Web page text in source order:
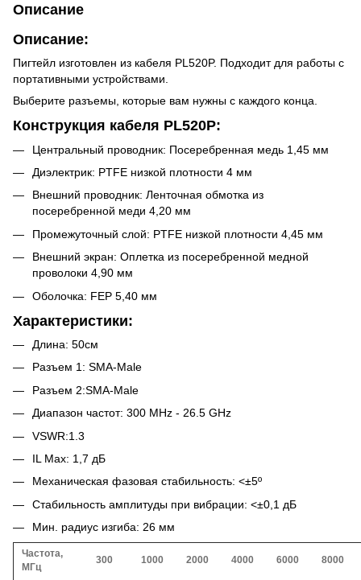
Описание
Описание:
Пигтейл изготовлен из кабеля PL520P. Подходит для работы с
портативными устройствами.
Выберите разъемы, которые вам нужны с каждого конца.
Конструкция кабеля PL520P:
Центральный проводник: Посеребренная медь 1,45 мм
Диэлектрик: PTFE низкой плотности 4 мм
Внешний проводник: Ленточная обмотка из
посеребренной меди 4,20 мм
Промежуточный слой: PTFE низкой плотности 4,45 мм
Внешний экран: Оплетка из посеребренной медной
проволоки 4,90 мм
Оболочка: FEP 5,40 мм
Характеристики:
Длина: 50см
Разъем 1: SMA-Male
Разъем 2:SMA-Male
Диапазон частот: 300 MHz - 26.5 GHz
VSWR:1.3
IL Max: 1,7 дБ
Механическая фазовая стабильность: <±5º
Стабильность амплитуды при вибрации: <±0,1 дБ
Мин. радиус изгиба: 26 мм
Частота,
МГц
300 1000 2000 4000 6000 8000